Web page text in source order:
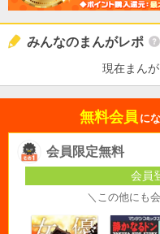
みんなのまんがレポ
現在まん
無料会員 に
会員限定無料
会員
＼この他にも